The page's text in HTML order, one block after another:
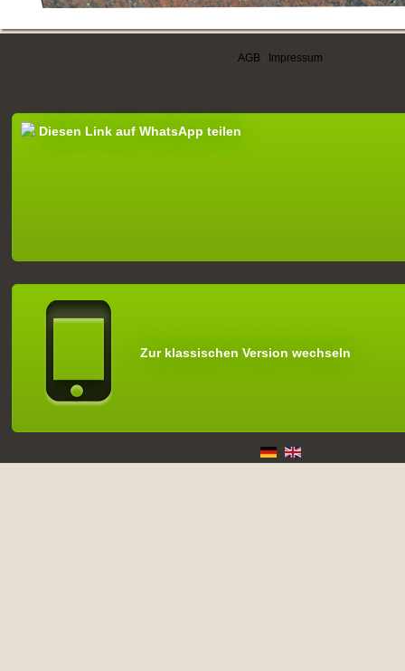
AGB Impressum
Diesen Link auf WhatsApp teilen
Zur klassischen Version wechseln